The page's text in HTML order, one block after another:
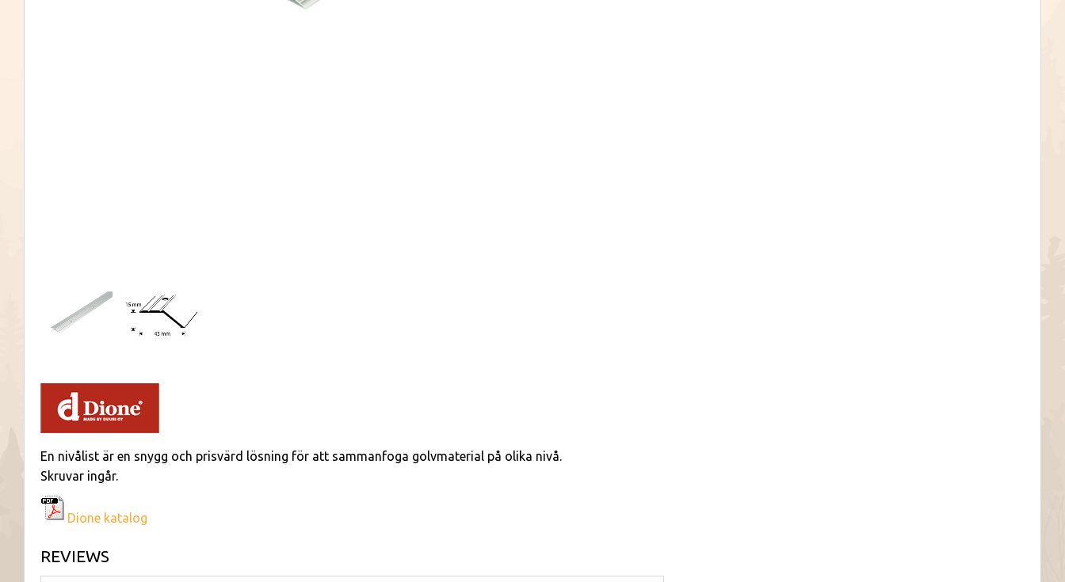
En nivålist är en snygg och prisvärd lösning för att sammanfoga golvmaterial på olika nivå.
Skruvar ingår.
Dione katalog
REVIEWS